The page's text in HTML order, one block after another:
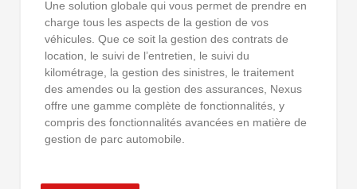
Une solution globale qui vous permet de prendre en
charge tous les aspects de la gestion de vos
véhicules. Que ce soit la gestion des contrats de
location, le suivi de l’entretien, le suivi du
kilométrage, la gestion des sinistres, le traitement
des amendes ou la gestion des assurances, Nexus
offre une gamme complète de fonctionnalités, y
compris des fonctionnalités avancées en matière de
gestion de parc automobile.